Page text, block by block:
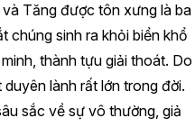
Tăng được tôn xưng là ba
chúng sinh ra khỏi biển khổ
thành tựu giải thoát. Do
lành rất lớn trong đời.
sắc về sự vô thường, giả